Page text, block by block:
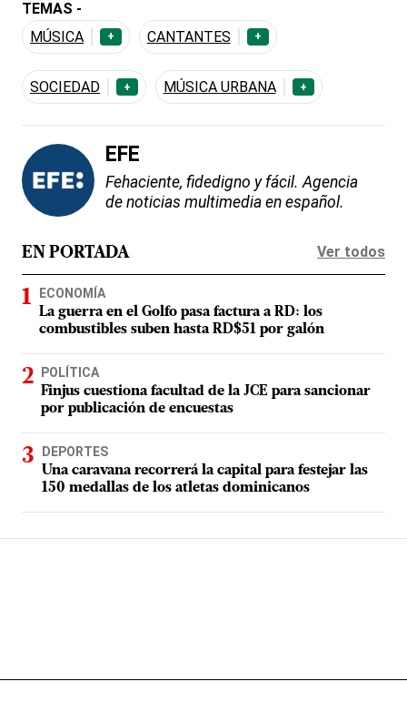
TEMAS -
MÚSICA
+ CANTANTES +
SOCIEDAD + MÚSICA URBANA +
EFE
Fehaciente, fidedigno y fácil. Agencia
de noticias multimedia en español.
EN PORTADA Ver todos
ECONOMÍA
La guerra en el Golfo pasa factura a RD: los
combustibles suben hasta RD$51 por galón
POLÍTICA
Finjus cuestiona facultad de la JCE para sancionar
por publicación de encuestas
DEPORTES
Una caravana recorrerá la capital para festejar las
150 medallas de los atletas dominicanos